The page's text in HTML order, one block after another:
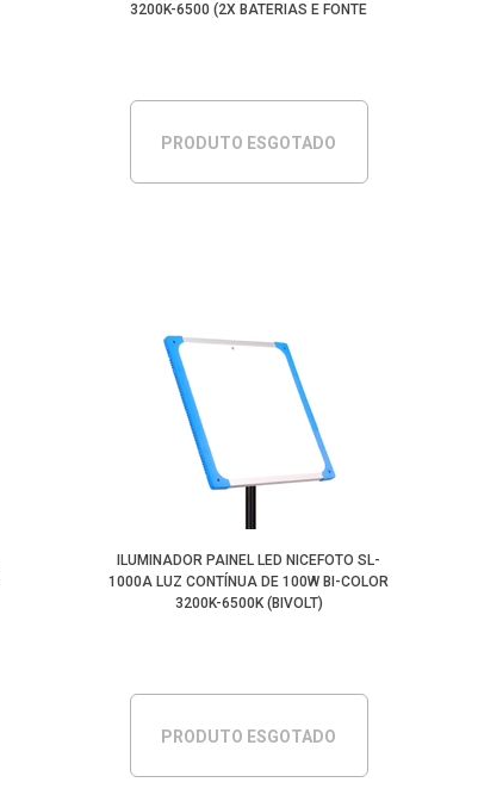
3200K-6500 (2X BATERIAS E FONTE
PRODUTO ESGOTADO
ILUMINADOR PAINEL LED NICEFOTO SL-
1000A LUZ CONTÍNUA DE 100W BI-COLOR
3200K-6500K (BIVOLT)
PRODUTO ESGOTADO